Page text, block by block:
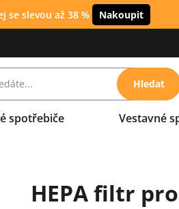
se slevou až 38 % Nakoupit
Hledat
spotřebiče Vestavné
HEPA filtr